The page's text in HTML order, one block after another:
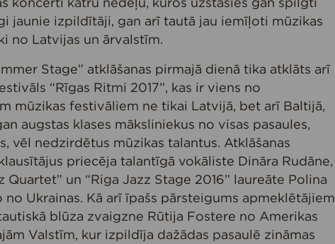
jaunie izpildītāji, gan arī tautā jau iemīļoti mūzikas
no Latvijas un ārvalstīm.
Stage” atklāšanas pirmajā dienā tika atklāts arī
“Rīgas Ritmi 2017”, kas ir viens no
mūzikas festivāliem ne tikai Latvijā, bet arī Baltijā,
augstas klases māksliniekus no visas pasaules,
vēl nedzirdētus mūzikas talantus. Atklāšanas
priecēja talantīgā vokāliste Dināra Rudāne,
Quartet” un “Riga Jazz Stage 2016” laureāte Polina
no Ukrainas. Kā arī īpašs pārsteigums apmeklētājiem
blūza zvaigzne Rūtija Fostere no Amerikas
Valstīm, kur izpildīja dažādas pasaulē zināmas